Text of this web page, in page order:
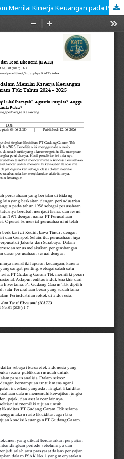
Analisis Rasio Likuiditas dalam Menilai Kinerja Keuangan pada PT Gudang Garam Tbk Tahun 2024 – 2025